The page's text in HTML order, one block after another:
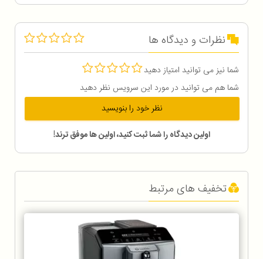
نظرات و دیدگاه ها
شما نیز می توانید امتیاز دهید
شما هم می توانید در مورد این سرویس نظر دهید
نظر خود را بنویسید
اولین دیدگاه را شما ثبت کنید، اولین ها موفق ترند!
تخفیف های مرتبط